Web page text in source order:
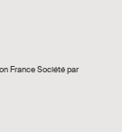
France Société par